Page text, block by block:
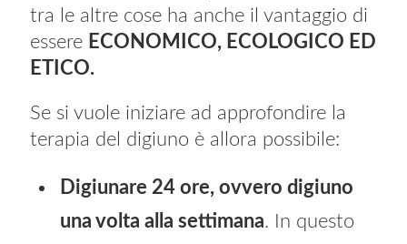
tra le altre cose ha anche il vantaggio di
essere ECONOMICO, ECOLOGICO ED
ETICO.
Se si vuole iniziare ad approfondire la
terapia del digiuno è allora possibile:
Digiunare 24 ore, ovvero digiuno
una volta alla settimana. In questo